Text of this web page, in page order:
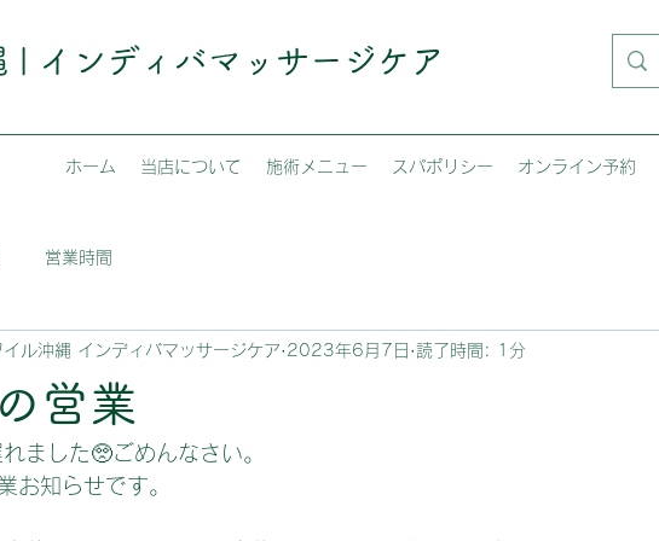
| インディバマッサージケア
ホーム 当店について 施術メニュー スパポリシー オンライン予約
営業時間
営業
イル沖縄 インディバマッサージケア 2023年6月7日 読了時間: 1分
ました🥺ごめんなさい。
お知らせです。